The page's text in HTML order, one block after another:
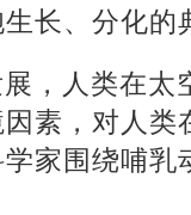
长、分化的
，人类在
素，对人
家围绕哺